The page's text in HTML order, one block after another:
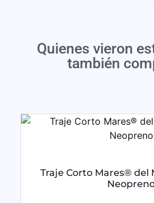
Quienes vieron
también
Traje Corto Mares® del